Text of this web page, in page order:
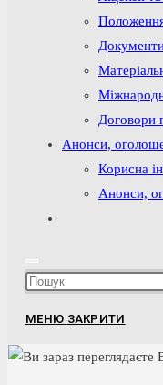
Договори
Анонси,
Корисна
Анонси,
веб-
сайті
МЕНЮ ЗАКРИТИ